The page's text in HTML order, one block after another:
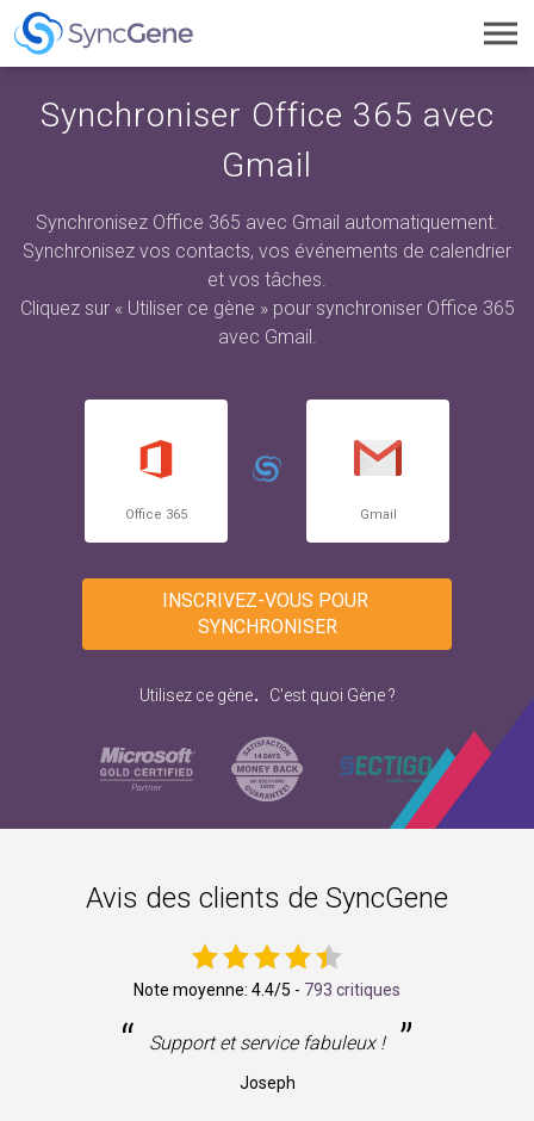
Synchroniser Office 365 avec
Gmail
Synchronisez Office 365 avec Gmail automatiquement.
Synchronisez vos contacts, vos événements de calendrier
et vos tâches.
Cliquez sur « Utiliser ce gène » pour synchroniser Office 365
avec Gmail.
Office 365 Gmail
INSCRIVEZ-VOUS POUR
SYNCHRONISER
Utilisez ce gène. C'est quoi Gène ?
Avis des clients de SyncGene
Note moyenne: 4.4/5 - 793 critiques
“ Support et service fabuleux ! ”
Joseph